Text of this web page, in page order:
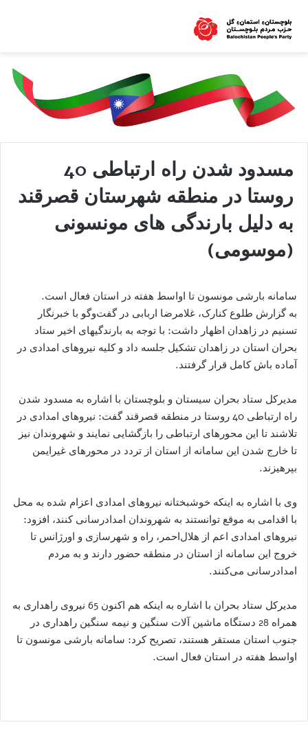
مسدود شدن راه ارتباطی 40
روستا در منطقه شهرستان قصرقند
به دلیل بارندگی های مونسونی
(موسومی)
سامانه بارشی مونسون تا اواسط هفته در استان فعال است.
به گزارش طلوع کنارک، غلامرضا اربابی در گفت‌وگو با خبرنگار
تسنیم در زاهدان اظهار داشت: با توجه به بارندگیهای اخیر ستاد
بحران استان در زاهدان تشکیل جلسه داد و کلیه نیروهای امدادی در
آماده باش کامل قرار گرفتند.
مدیرکل ستاد بحران سیستان و بلوچستان با اشاره به مسدود شدن
راه ارتباطی 40 روستا در منطقه قصرقند گفت: نیروهای امدادی در
تلاشند تا این محورهای ارتباطی را بازگشایی نمایند و شهروندان نیز
تا خارج شدن این سامانه از استان از تردد در محورهای غیرایمن
بپرهیزند.
وی با اشاره به اینکه خوشبختانه نیروهای امدادی اعزام شده به محل
با اقدامی به موقع توانستند به شهروندان امدادرسانی کنند، افزود:
نیروهای امدادی اعم از هلال‌احمر، راه و شهرسازی و اورژانس تا
خروج این سامانه از استان در منطقه حضور دارند و به مردم
امدادرسانی می‌کنند.
مدیرکل ستاد بحران با اشاره به اینکه هم اکنون 65 نیروی راهداری به
همراه 28 دستگاه ماشین آلات سنگین و نیمه سنگین راهداری در
جنوب استان مستقر هستند، تصریح کرد: سامانه بارشی مونسون تا
اواسط هفته در استان فعال است.